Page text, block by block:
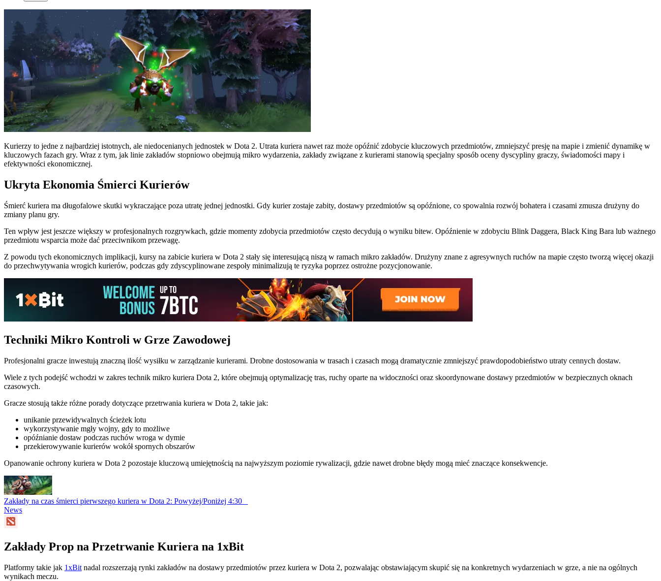
Kurierzy to jedne z najbardziej istotnych, ale niedocenianych jednostek w Dota 2. Utrata kuriera nawet raz może opóźnić zdobycie kluczowych przedmiotów, zmniejszyć presję na mapie i zmienić dynamikę w
kluczowych fazach gry. Wraz z tym, jak linie zakładów stopniowo obejmują mikro wydarzenia, zakłady związane z kurierami stanowią specjalny sposób oceny dyscypliny graczy, świadomości mapy i
efektywności ekonomicznej.
Ukryta Ekonomia Śmierci Kurierów
Śmierć kuriera ma długofalowe skutki wykraczające poza utratę jednej jednostki. Gdy kurier zostaje zabity, dostawy przedmiotów są opóźnione, co spowalnia rozwój bohatera i czasami zmusza drużyny do
zmiany planu gry.
Ten wpływ jest jeszcze większy w profesjonalnych rozgrywkach, gdzie momenty zdobycia przedmiotów często decydują o wyniku bitew. Opóźnienie w zdobyciu Blink Daggera, Black King Bara lub ważnego
przedmiotu wsparcia może dać przeciwnikom przewagę.
Z powodu tych ekonomicznych implikacji, kursy na zabicie kuriera w Dota 2 stały się interesującą niszą w ramach mikro zakładów. Drużyny znane z agresywnych ruchów na mapie często tworzą więcej okazji
do przechwytywania wrogich kurierów, podczas gdy zdyscyplinowane zespoły minimalizują te ryzyka poprzez ostrożne pozycjonowanie.
Techniki Mikro Kontroli w Grze Zawodowej
Profesjonalni gracze inwestują znaczną ilość wysiłku w zarządzanie kurierami. Drobne dostosowania w trasach i czasach mogą dramatycznie zmniejszyć prawdopodobieństwo utraty cennych dostaw.
Wiele z tych podejść wchodzi w zakres technik mikro kuriera Dota 2, które obejmują optymalizację tras, ruchy oparte na widoczności oraz skoordynowane dostawy przedmiotów w bezpiecznych oknach
czasowych.
Gracze stosują także różne porady dotyczące przetrwania kuriera w Dota 2, takie jak:
unikanie przewidywalnych ścieżek lotu
wykorzystywanie mgły wojny, gdy to możliwe
opóźnianie dostaw podczas ruchów wroga w dymie
przekierowywanie kurierów wokół spornych obszarów
Opanowanie ochrony kuriera w Dota 2 pozostaje kluczową umiejętnością na najwyższym poziomie rywalizacji, gdzie nawet drobne błędy mogą mieć znaczące konsekwencje.
Zakłady na czas śmierci pierwszego kuriera w Dota 2: Powyżej/Poniżej 4:30
News
Zakłady Prop na Przetrwanie Kuriera na 1xBit
Platformy takie jak 1xBit nadal rozszerzają rynki zakładów na dostawy przedmiotów przez kuriera w Dota 2, pozwalając obstawiającym skupić się na konkretnych wydarzeniach w grze, a nie na ogólnych
wynikach meczu.